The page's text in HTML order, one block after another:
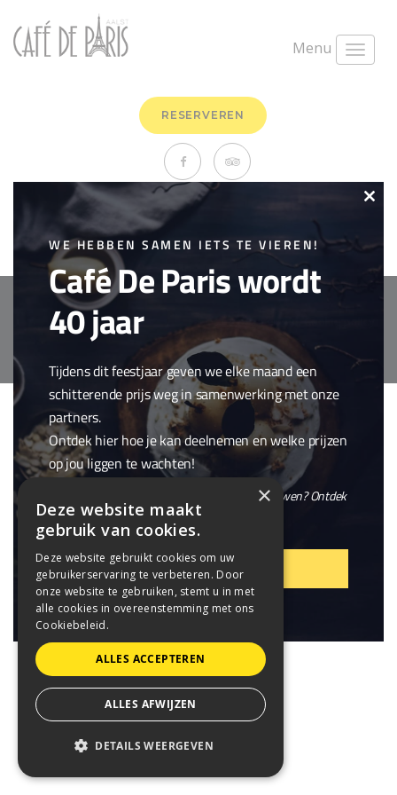
Menu
RESERVEREN
Dame blanche
mei 2nd, 2019
0 Comments
Dessert,Zoetigheden
Copyright © 2018 Cafe de Paris. All Rights Reserved.
webdesign byconversal
WE HEBBEN SAMEN IETS TE VIEREN!
Café De Paris wordt
40 jaar
Tijdens dit feestjaar geven we elke maand een
schitterende prijs weg in samenwerking met onze
partners.
Ontdek hier hoe je kan deelnemen en welke prijzen
op jou liggen te wachten!
En wil je niet alleen winnen, maar ook meebouwen? Ontdek
onze openstaandevacatures.
VIER MEE!
×
Deze website maakt
gebruik van cookies.
Deze website gebruikt cookies om uw
gebruikerservaring te verbeteren. Door
onze website te gebruiken, stemt u in met
alle cookies in overeenstemming met ons
Cookiebeleid.
ALLES ACCEPTEREN
ALLES AFWIJZEN
DETAILS WEERGEVEN
STRIKT NOODZAKELIJK